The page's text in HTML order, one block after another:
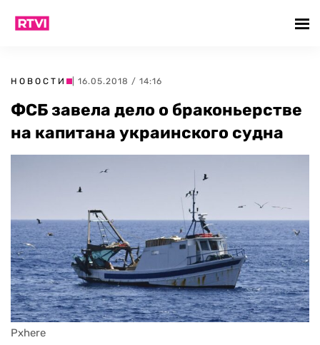
НОВОСТИ | 16.05.2018 / 14:16
ФСБ завела дело о браконьерстве
на капитана украинского судна
Pxhere